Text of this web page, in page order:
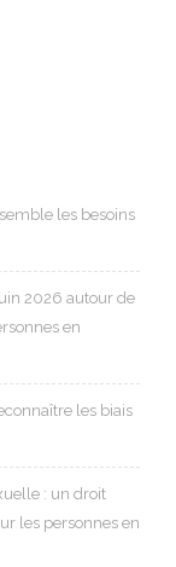
les besoins
2026 autour de
en
les biais
: un droit
les personnes en